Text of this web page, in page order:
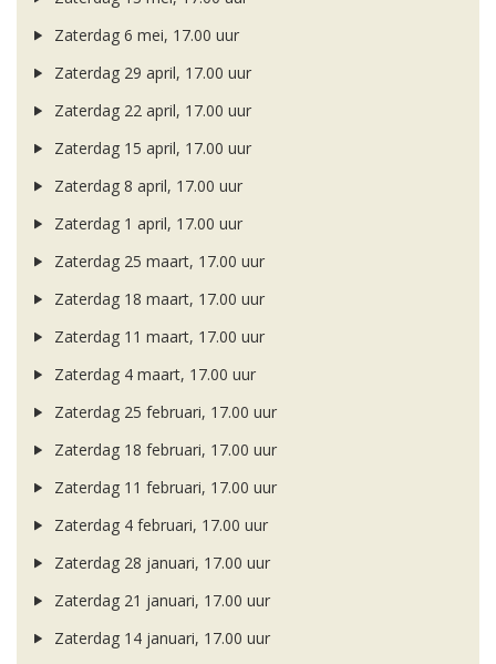
Zaterdag 6 mei, 17.00 uur
Zaterdag 29 april, 17.00 uur
Zaterdag 22 april, 17.00 uur
Zaterdag 15 april, 17.00 uur
Zaterdag 8 april, 17.00 uur
Zaterdag 1 april, 17.00 uur
Zaterdag 25 maart, 17.00 uur
Zaterdag 18 maart, 17.00 uur
Zaterdag 11 maart, 17.00 uur
Zaterdag 4 maart, 17.00 uur
Zaterdag 25 februari, 17.00 uur
Zaterdag 18 februari, 17.00 uur
Zaterdag 11 februari, 17.00 uur
Zaterdag 4 februari, 17.00 uur
Zaterdag 28 januari, 17.00 uur
Zaterdag 21 januari, 17.00 uur
Zaterdag 14 januari, 17.00 uur